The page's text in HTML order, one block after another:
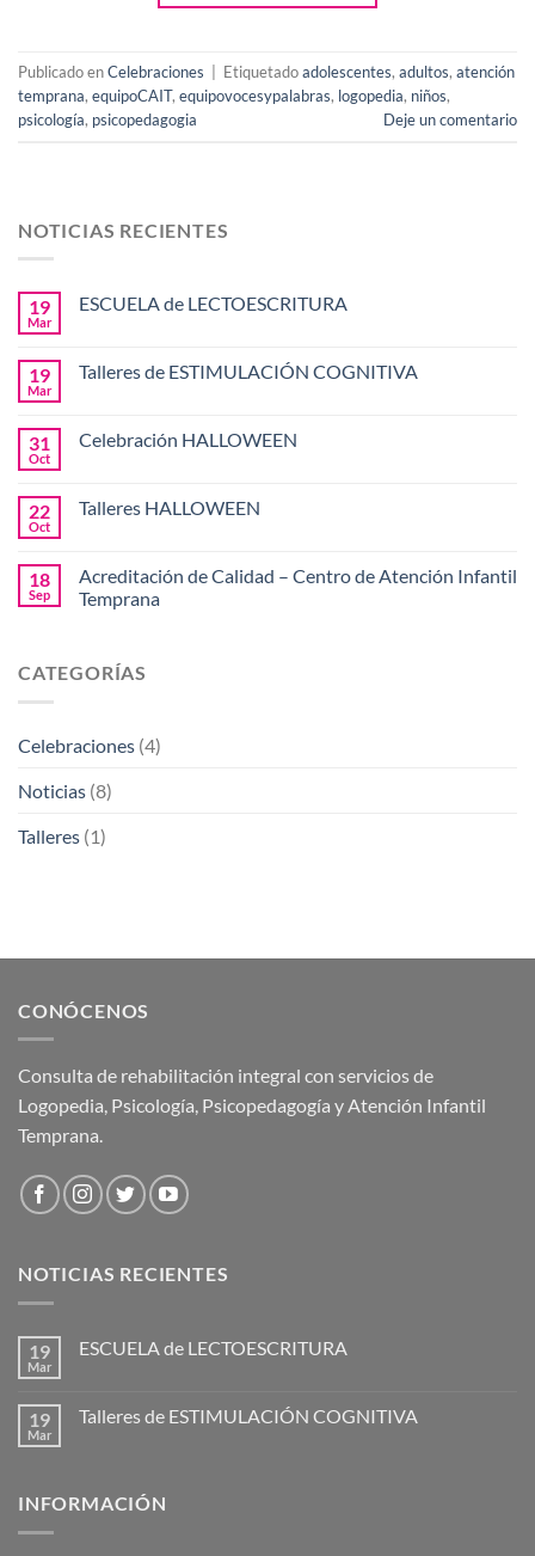
Publicado enCelebraciones Etiquetadoadolescentes, adultos, atención
temprana, equipoCAIT, equipovocesypalabras, logopedia, niños,
psicología, psicopedagogia Deje un comentario
NOTICIAS RECIENTES
19
Mar
ESCUELA de LECTOESCRITURA
19
Mar
Talleres de ESTIMULACIÓN COGNITIVA
31
Oct
Celebración HALLOWEEN
22
Oct
Talleres HALLOWEEN
18
Sep
Acreditación de Calidad – Centro de Atención Infantil
Temprana
CATEGORÍAS
Celebraciones (4)
Noticias (8)
Talleres (1)
CONÓCENOS
Consulta de rehabilitación integral con servicios de
Logopedia, Psicología, Psicopedagogía y Atención Infantil
Temprana.
NOTICIAS RECIENTES
19
Mar
ESCUELA de LECTOESCRITURA
19
Mar
Talleres de ESTIMULACIÓN COGNITIVA
INFORMACIÓN